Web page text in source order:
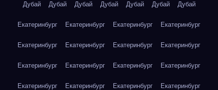
Дубай Дубай Дубай Дубай Дубай Дубай Дубай
Екатеринбург Екатеринбург Екатеринбург Екатеринбург
Екатеринбург Екатеринбург Екатеринбург Екатеринбург
Екатеринбург Екатеринбург Екатеринбург Екатеринбург
Екатеринбург Екатеринбург Екатеринбург Екатеринбург